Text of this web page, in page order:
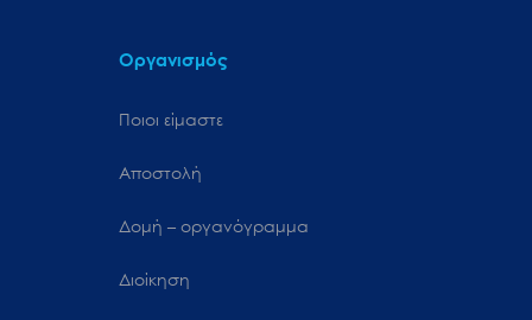
Οργανισμός
Ποιοι είμαστε
Αποστολή
Δομή – οργανόγραμμα
Διοίκηση